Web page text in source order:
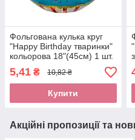
Фольгована кулька круг
"Happy Birthday тваринки"
кольорова 18"(45см) 1 шт.
5,41 ₴ 10,82 ₴
Купити
Акційні пропозиції та